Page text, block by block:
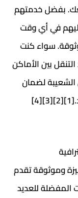
بفضل خدمتهم
في أي وقت
سواء كنت
بين الأماكن
لضمان
وموثوقة تقدم
المفضلة للعديد